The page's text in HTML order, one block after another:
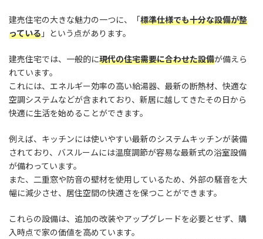
建売住宅の大きな魅力の一つに、「標準仕様でも十分な設備が整
っている 」という点があります。
建売住宅では、一般的に現代の住宅需要に合わせた設備が備えら
れています。
これには、エネルギー効率の高い給湯器、最新の断熱材、快適な
空調システムなどが含まれており、新居に越してきたその日から
快適に生活を始めることができます。
例えば、キッチンには使いやすい最新のシステムキッチンが装備
されており、バスルームには温度調節が容易な最新式の浴室設備
が備わっています。
また、二重窓や防音の壁材を使用しているため、外部の騒音を大
幅に減少させ、居住空間の快適さを保つことができます。
これらの設備は、追加の改装やアップグレードを必要とせず、購
入時点で家の価値を高めています。